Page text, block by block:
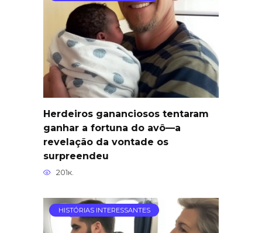
Herdeiros gananciosos tentaram
ganhar a fortuna do avô—a
revelação da vontade os
surpreendeu
201к.
HISTÓRIAS INTERESSANTES